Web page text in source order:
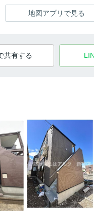
地図アプリで見る
共有する